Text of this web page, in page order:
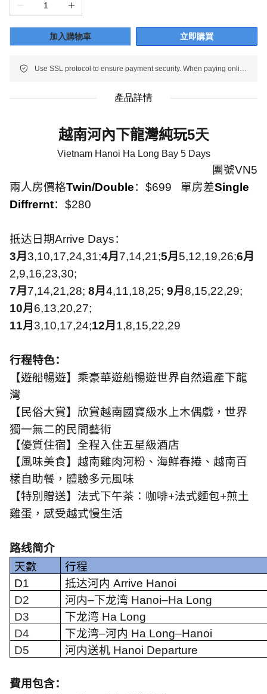
加入購物車 立即購買
Use SSL protocol to ensure payment security. When paying online, your payment information is protected.
產品詳情
越南河內下龍灣純玩5天
Vietnam Hanoi Ha Long Bay 5 Days
團號VN5
兩人房價格Twin/Double： $699 單房差Single
Diffrernt： $280
抵达日期Arrive Days：
3月 3,10,17,24,31;4月 7,14,21;5月 5,12,19,26;6月
2,9,16,23,30;
7月 7,14,21,28; 8月 4,11,18,25; 9月 8,15,22,29;
10月 6,13,20,27;
11月 3,10,17,24;12月 1,8,15,22,29
行程特色：
【遊船暢遊】乘豪華遊船暢遊世界自然遺產下龍
灣
【民俗大賞】欣賞越南國寶級水上木偶戲，世界
獨一無二的民間藝術
【優質住宿】全程入住五星級酒店
【風味美食】越南雞肉河粉、海鮮春捲、越南百
樣自助餐，體驗多元風味
【特別贈送】法式下午茶：咖啡+法式麵包+煎土
雞蛋，感受越式慢生活
路线简介
天數
行程
D1
抵达河内 Arrive Hanoi
D2
河内–下龙湾 Hanoi–Ha Long
D3
下龙湾 Ha Long
D4
下龙湾–河内 Ha Long–Hanoi
D5
河内送机Hanoi Departure
費用包含：